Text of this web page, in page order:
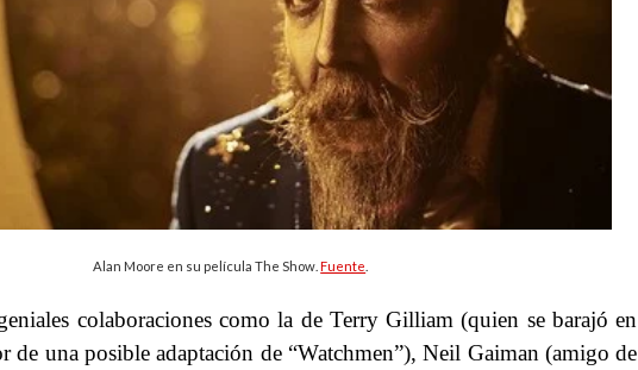
Alan Moore en su película The Show.Fuente
colaboraciones como la de Terry Gilliam (quien se barajó en
de una posible adaptación de “Watchmen”), Neil Gaiman (amigo de